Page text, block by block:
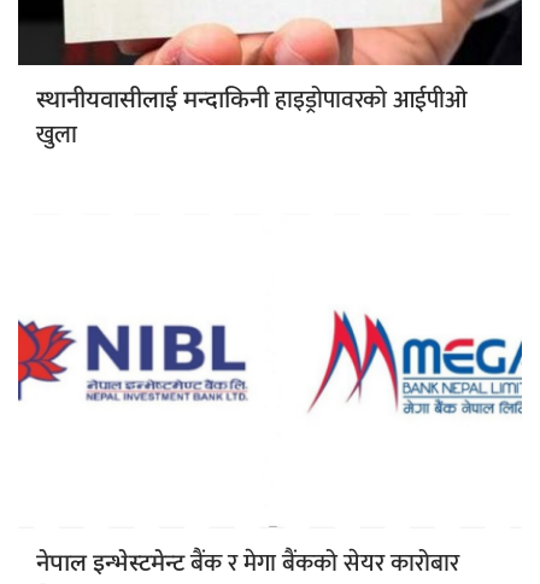
स्थानीयवासीलाई मन्दाकिनीहाइड्रोपावरको आईपीओ
खुला
नेपाल इन्भेस्टमेन्टबैंक र मेगा बैंकको सेयर कारोबार